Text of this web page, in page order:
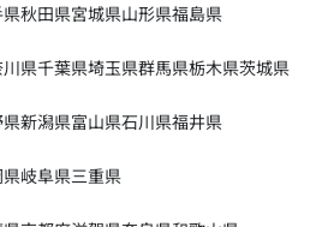
秋田県宮城県山形県福島県
県千葉県埼玉県群馬県栃木県茨城県
新潟県富山県石川県福井県
岐阜県三重県